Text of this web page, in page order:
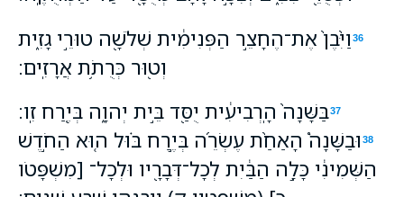
36 וַיִּ֙בֶן֙ אֶת־הֶחָצֵ֣ר הַפְּנִימִ֔ית שְׁלֹשָׁ֖ה טוּרֵ֣י גָזִ֑ית
וְט֖וּר כְּרֻתֹ֥ת אֲרָזִֽים׃
37בַּשָּׁנָה֙ הָֽרְבִיעִ֔ית יֻסַּ֖ד בֵּ֣ית יְהוָ֑ה בְּיֶ֖רַח זִֽו׃
38 וּבַשָּׁנָה֩ הָאַחַ֨ת עֶשְׂרֵ֜ה בְּיֶ֣רַח בּ֗וּל ה֚וּא הַחֹ֣דֶשׁ
הַשְּׁמִינִ֔י כָּלָ֣ה הַבַּ֔יִת לְכָל־דְּבָרָ֖יו וּלְכָל־ [מִשְׁפָּטֹו